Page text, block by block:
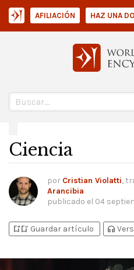
AFILIACIÓN HAZ UNA
Ciencia
por Cristian Violatti,
Arancibia
publicado el 04
bookmark_addbookmark_added Guardar artículo headphones